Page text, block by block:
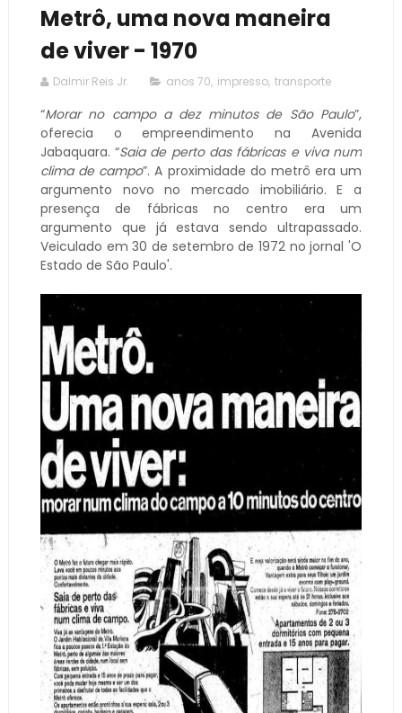
Metrô, uma nova maneira
de viver - 1970
Dalmir Reis Jr. anos 70, impresso, transporte
“Morar no campo a dez minutos de São Paulo”,
oferecia o empreendimento na Avenida
Jabaquara. “Saia de perto das fábricas e viva num
clima de campo”. A proximidade do metrô era um
argumento novo no mercado imobiliário. E a
presença de fábricas no centro era um
argumento que já estava sendo ultrapassado.
Veiculado em 30 de setembro de 1972 no jornal 'O
Estado de São Paulo'.